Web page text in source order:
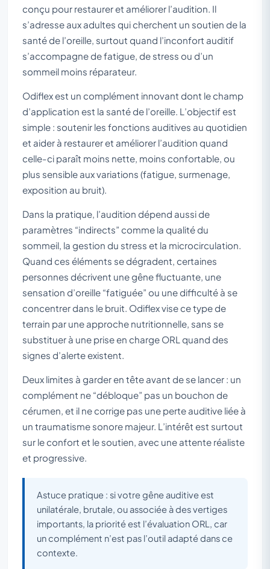
conçu pour restaurer et améliorer l’audition. Il
s’adresse aux adultes qui cherchent un soutien de la
santé de l’oreille, surtout quand l’inconfort auditif
s’accompagne de fatigue, de stress ou d’un
sommeil moins réparateur.
Odiflex est un complément innovant dont le champ
d’application est la santé de l’oreille. L’objectif est
simple : soutenir les fonctions auditives au quotidien
et aider à restaurer et améliorer l’audition quand
celle-ci paraît moins nette, moins confortable, ou
plus sensible aux variations (fatigue, surmenage,
exposition au bruit).
Dans la pratique, l’audition dépend aussi de
paramètres “indirects” comme la qualité du
sommeil, la gestion du stress et la microcirculation.
Quand ces éléments se dégradent, certaines
personnes décrivent une gêne fluctuante, une
sensation d’oreille “fatiguée” ou une difficulté à se
concentrer dans le bruit. Odiflex vise ce type de
terrain par une approche nutritionnelle, sans se
substituer à une prise en charge ORL quand des
signes d’alerte existent.
Deux limites à garder en tête avant de se lancer : un
complément ne “débloque” pas un bouchon de
cérumen, et il ne corrige pas une perte auditive liée à
un traumatisme sonore majeur. L’intérêt est surtout
sur le confort et le soutien, avec une attente réaliste
et progressive.
Astuce pratique : si votre gêne auditive est
unilatérale, brutale, ou associée à des vertiges
importants, la priorité est l’évaluation ORL, car
un complément n’est pas l’outil adapté dans ce
contexte.